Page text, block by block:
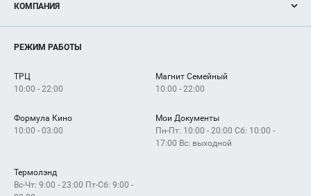
Новости
Магазины
Услуги
КОМПАНИЯ
Рекламодателям
Как добраться
РЕЖИМ РАБОТЫ
ТРЦ
10:00 - 22:00
Магнит Семейный
10:00 - 22:00
Формула Кино
10:00 - 03:00
Мои Документы
Пн-Пт: 10:00 - 20:00 Сб: 10:00 -
17:00 Вс: выходной
Термолэнд
Вс-Чт: 9:00 - 23:00 Пт-Сб: 9:00 -